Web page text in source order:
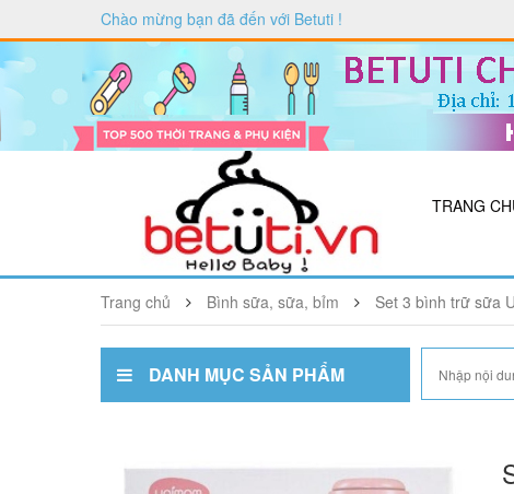
Chào mừng bạn đã đến với Betuti !
TRANG
Trang chủ Bình sữa, sữa, bỉm Set 3 bình trữ sữa
DANH MỤC SẢN PHẨM